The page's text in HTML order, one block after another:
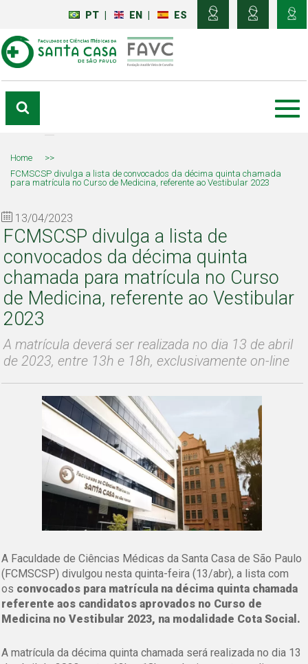
PT EN ES
Home
>>
FCMSCSP divulga a lista de convocados da décima quinta chamada
para matrícula no Curso de Medicina, referente ao Vestibular 2023
13/04/2023
FCMSCSP divulga a lista de
convocados da décima quinta
chamada para matrícula no Curso
de Medicina, referente ao Vestibular
2023
A matrícula deverá ser realizada no dia 13 de abril
de 2023, entre 13h e 18h, exclusivamente on-line
A Faculdade de Ciências Médicas da Santa Casa de São Paulo
(FCMSCSP) divulgou nesta quinta-feira (13/abr), a lista com
os convocados para matrícula na décima quinta chamada
referente aos candidatos aprovados no Curso de
Medicina no Vestibular 2023, na modalidade Cota Social.
A matrícula da décima quinta chamada será realizada no dia 13